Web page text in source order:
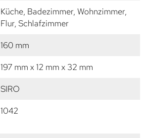
Küche, Badezimmer, Wohnzimmer,
Flur, Schlafzimmer
160 mm
197 mm x 12 mm x 32 mm
SIRO
1042